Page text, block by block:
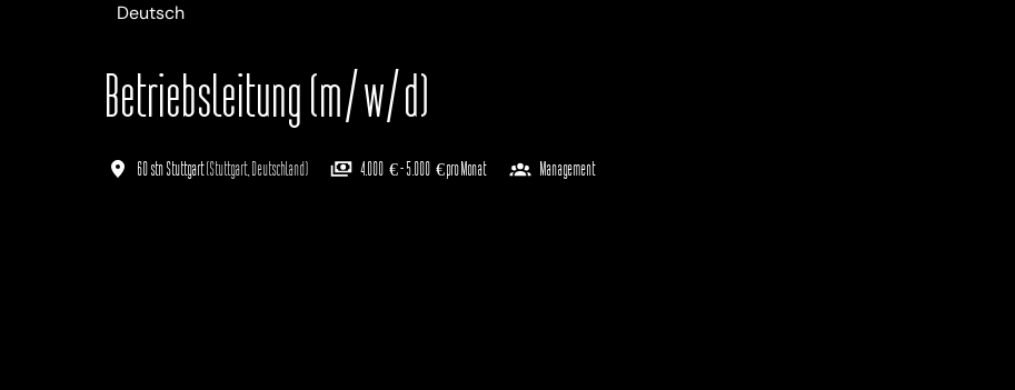
Deutsch
Betriebsleitung (m/w/d)
60 stn Stuttgart(Stuttgart Deutschland) 4.000 € - 5.000 € pro Monat Management